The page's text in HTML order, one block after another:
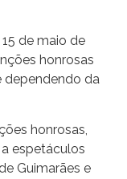
de maio de
honrosas
dependendo da
honrosas,
espetáculos
Guimarães e